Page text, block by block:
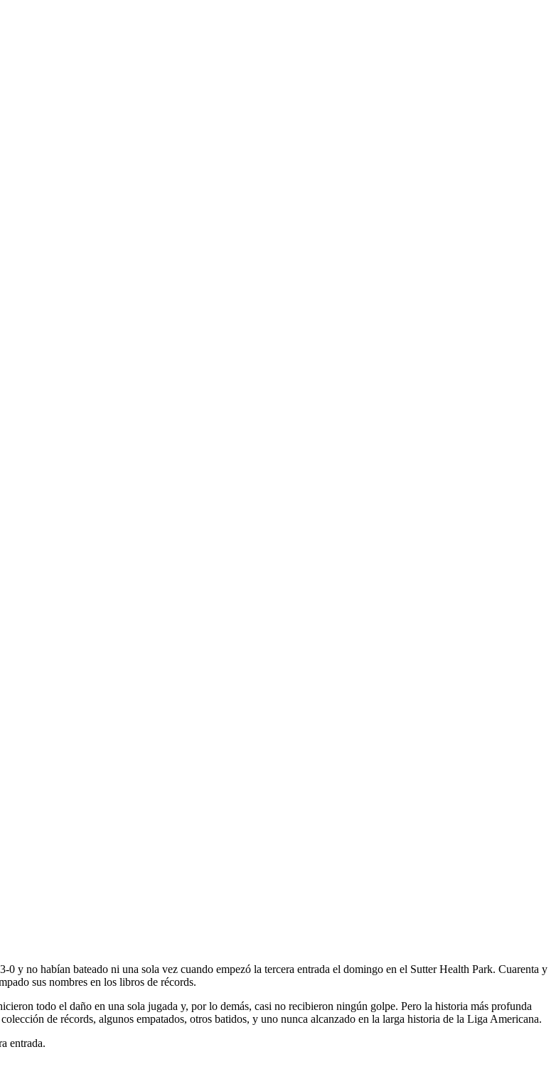
no habían bateado ni una sola vez cuando empezó la tercera entrada el domingo en el Sutter Health Park. Cuarenta y
sus nombres en los libros de récords.
todo el daño en una sola jugada y, por lo demás, casi no recibieron ningún golpe. Pero la historia más profunda
de récords, algunos empatados, otros batidos, y uno nunca alcanzado en la larga historia de la Liga Americana.
entrada.